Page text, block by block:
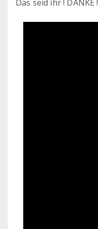
Das seid ihr ! DANKE !